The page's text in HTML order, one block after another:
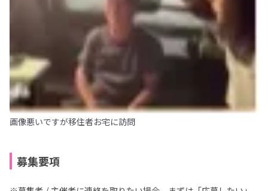
画像悪いですが移住者お宅に訪問
募集要項